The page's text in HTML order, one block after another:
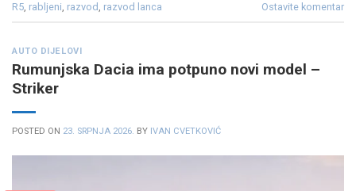
R5, rabljeni, razvod, razvod lanca Ostavite komentar
AUTO DIJELOVI
Rumunjska Dacia ima potpuno novi model –
Striker
POSTED ON 23. SRPNJA 2026. BY IVAN CVETKOVIĆ